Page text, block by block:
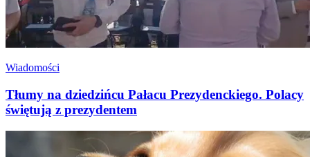
Wiadomości
Tłumy na dziedzińcu Pałacu Prezydenckiego. Polacy
świętują z prezydentem